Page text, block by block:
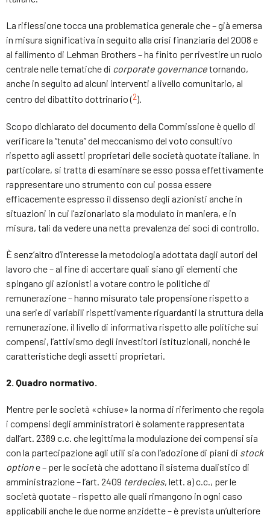
La riflessione tocca una problematica generale che – già emersa
in misura significativa in seguito alla crisi finanziaria del 2008 e
al fallimento di Lehman Brothers – ha finito per rivestire un ruolo
centrale nelle tematiche di corporate governancetornando,
anche in seguito ad alcuni interventi a livello comunitario, al
centro del dibattito dottrinario (2).
Scopo dichiarato del documento della Commissione è quello di
verificare la “tenuta” del meccanismo del voto consultivo
rispetto agli assetti proprietari delle società quotate italiane. In
particolare, si tratta di esaminare se esso possa effettivamente
rappresentare uno strumento con cui possa essere
efficacemente espresso il dissenso degli azionisti anche in
situazioni in cui l’azionariato sia modulato in maniera, e in
misura, tali da vedere una netta prevalenza dei soci di controllo.
È senz’altro d’interesse la metodologia adottata dagli autori del
lavoro che – al fine di accertare quali siano gli elementi che
spingano gli azionisti a votare contro le politiche di
remunerazione – hanno misurato tale propensione rispetto a
una serie di variabili rispettivamente riguardanti la struttura della
remunerazione, il livello di informativa rispetto alle politiche sui
compensi, l’attivismo degli investitori istituzionali, nonché le
caratteristiche degli assetti proprietari.
2. Quadro normativo.
Mentre per le società «chiuse» la norma di riferimento che regola
i compensi degli amministratori è solamente rappresentata
dall’art. 2389 c.c. che legittima la modulazione dei compensi sia
con la partecipazione agli utili sia con l’adozione di piani di stock
optione – per le società che adottano il sistema dualistico di
amministrazione – l’art. 2409 terdecies, lett. a) c.c., per le
società quotate – rispetto alle quali rimangono in ogni caso
applicabili anche le due norme anzidette – è prevista un’ulteriore